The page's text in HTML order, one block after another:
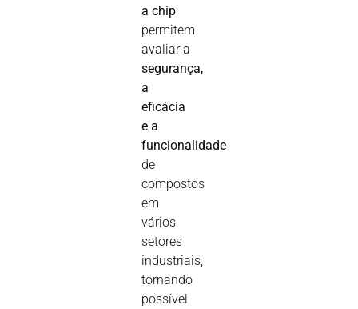
a chip
permitem
avaliar a
segurança,
a
eficácia
e a
funcionalidade
de
compostos
em
vários
setores
industriais,
tornando
possível